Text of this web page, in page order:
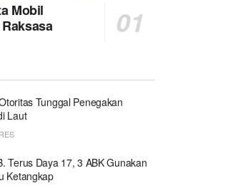
Mobil
Tunggal Penegakan
Laut
Terus Daya 17, 3 ABK Gunakan
Ketangkap